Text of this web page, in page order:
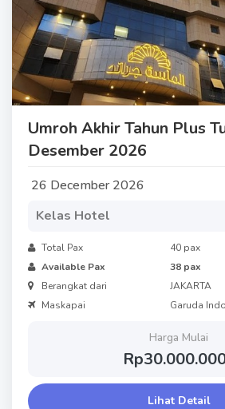
Umroh Akhir Tahun Plus
Desember 2026
26 December 2026
Kelas Hotel
Total Pax
40 pax
Available Pax
38 pax
Berangkat dari
JAKARTA
Maskapai
Garuda
Harga Mulai
Lihat Detail